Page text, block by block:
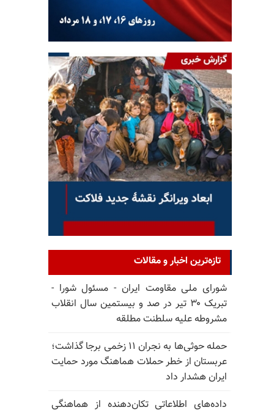
تازه‌ترین اخبار و مقالات
شورای ملی مقاومت ایران - مسئول شورا -
تبریک ۳۰ تیر در صد و بیستمین سال انقلاب
مشروطه علیه سلطنت مطلقه
حمله حوثی‌ها به نجران ۱۱ زخمی برجا گذاشت؛
عربستان از خطر حملات هماهنگ مورد حمایت
ایران هشدار داد
داده‌های اطلاعاتی تکان‌دهنده از هماهنگی